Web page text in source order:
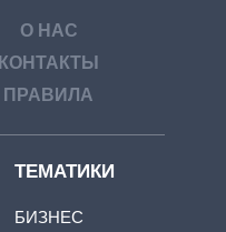
О НАС
КОНТАКТЫ
ПРАВИЛА
ТЕМАТИКИ
БИЗНЕС